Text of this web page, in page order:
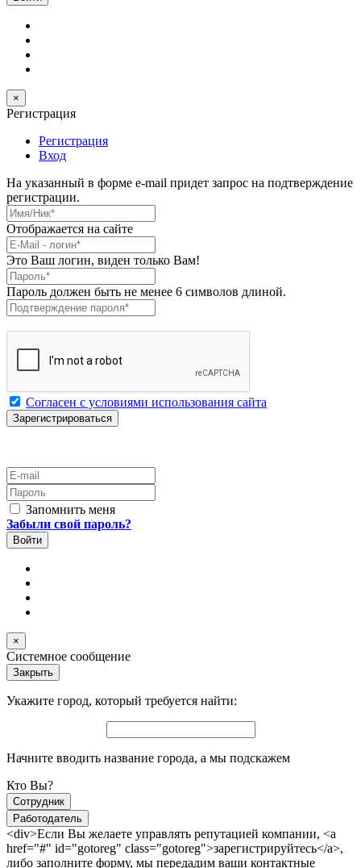
×
Регистрация
Регистрация
Вход
На указанный в форме e-mail придет запрос на подтверждение
регистрации.
Имя/Ник
Отображается на сайте
E-Mail *
Это Ваш логин, виден только Вам!
Пароль*
Пароль должен быть не менее 6 символов длиной.
Подтверждение пароля
Согласен с условиями использования сайта
E-mail
Пароль
Запомнить меня
Забыли свой пароль?
×
Системное сообщение
Закрыть
Укажите город, который требуется найти:
Начните вводить название города, а мы подскажем
Кто Вы?
Сотрудник
Работодатель
<div>Если Вы желаете управлять репутацией компании, <a
href="#" id="gotoreg" class="gotoreg">зарегистрируйтесь</a>,
либо заполните форму, мы передадим ваши контактные